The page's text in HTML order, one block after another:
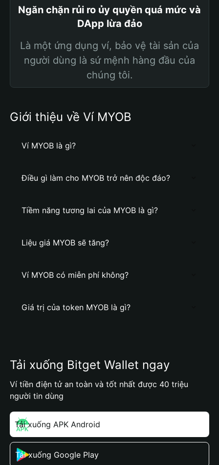
Ngăn chặn rủi ro ủy quyền quá mức và
DApp lừa đảo
Là một ứng dụng ví, bảo vệ tài sản của
người dùng là sứ mệnh hàng đầu của
chúng tôi.
Giới thiệu về Ví MYOB
Ví MYOB là gì?
Điều gì làm cho MYOB trở nên độc đáo?
Tiềm năng tương lai của MYOB là gì?
Liệu giá MYOB sẽ tăng?
Ví MYOB có miễn phí không?
Giá trị của token MYOB là gì?
Tải xuống Bitget Wallet ngay
Ví tiền điện tử an toàn và tốt nhất được 40 triệu
người tin dùng
Tải xuống APK Android
Tải xuống Google Play